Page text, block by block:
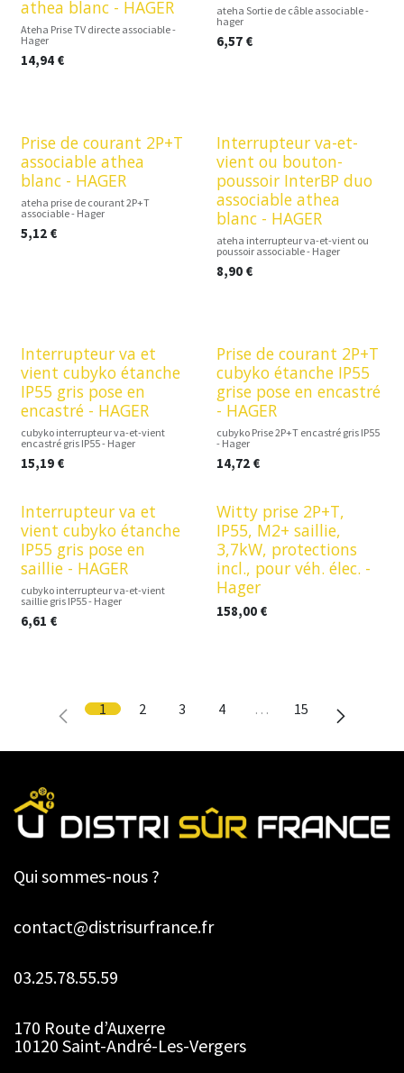
athea blanc - HAGER
Ateha Prise TV directe associable -
Hager
14,94 €
ateha Sortie de câble associable -
hager
6,57€
Prise de courant 2P+T
associable athea
blanc - HAGER
ateha prise de courant 2P+T
associable - Hager
5,12 €
Interrupteur va-et-
vient ou bouton-
poussoir InterBP duo
associable athea
blanc - HAGER
ateha interrupteur va-et-vient ou
poussoir associable - Hager
8,90€
Interrupteur va et
vient cubyko étanche
IP55 gris pose en
encastré - HAGER
cubyko interrupteur va-et-vient
encastré gris IP55 - Hager
15,19 €
Prise de courant 2P+T
cubyko étanche IP55
grise pose en encastré
- HAGER
cubyko Prise 2P+T encastré gris IP55
- Hager
14,72€
Interrupteur va et
vient cubyko étanche
IP55 gris pose en
saillie - HAGER
cubyko interrupteur va-et-vient
saillie gris IP55 - Hager
6,61 €
Witty prise 2P+T,
IP55, M2+ saillie,
3,7kW, protections
incl., pour véh. élec. -
Hager
158,00€
1 2 3 4 … 15
Qui sommes-nous ?
contact@distrisurfrance.fr
03.25.78.55.59
170 Route d’Auxerre
10120 Saint-André-Les-Vergers